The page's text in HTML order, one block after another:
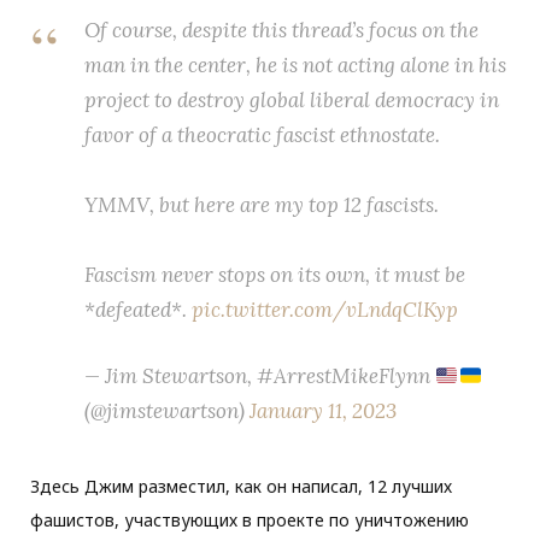
Of course, despite this thread’s focus on the
man in the center, he is not acting alone in his
project to destroy global liberal democracy in
favor of a theocratic fascist ethnostate.
YMMV, but here are my top 12 fascists.
Fascism never stops on its own, it must be
*defeated*. pic.twitter.com/vLndqClKyp
— Jim Stewartson, #ArrestMikeFlynn
(@jimstewartson)January 11, 2023
Здесь Джим разместил, как он написал, 12 лучших
фашистов, участвующих в проекте по уничтожению